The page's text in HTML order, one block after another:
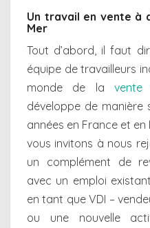
Un travail en vente à
Mer
Tout d’abord, il faut
équipe de travailleurs
monde de la
développe de manière
années en France et en
vous invitons à nous
un complément de
avec un emploi
en tant que VDI –
ou une nouvelle